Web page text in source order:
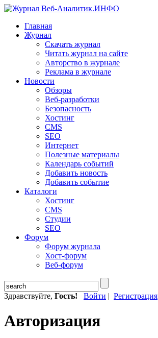
Главная
Журнал
Скачать журнал
Читать журнал на сайте
Авторство в журнале
Реклама в журнале
Новости
Обзоры
Веб-разработки
Безопасность
Хостинг
CMS
SEO
Интернет
Полезные материалы
Календарь событий
Добавить новость
Добавить событие
Каталоги
Хостинг
CMS
Студии
SEO
Форум
Форум журнала
Хост-форум
Веб-форум
Здравствуйте, Гость! Войти | Регистрация
Авторизация